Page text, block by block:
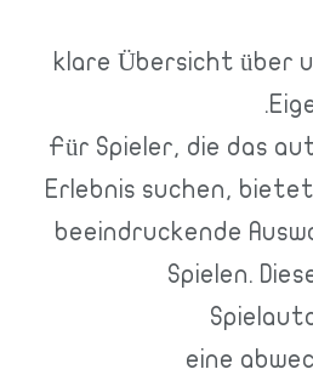
klare Übersicht
Für Spieler, die
Erlebnis suchen,
beeindruckende
eine